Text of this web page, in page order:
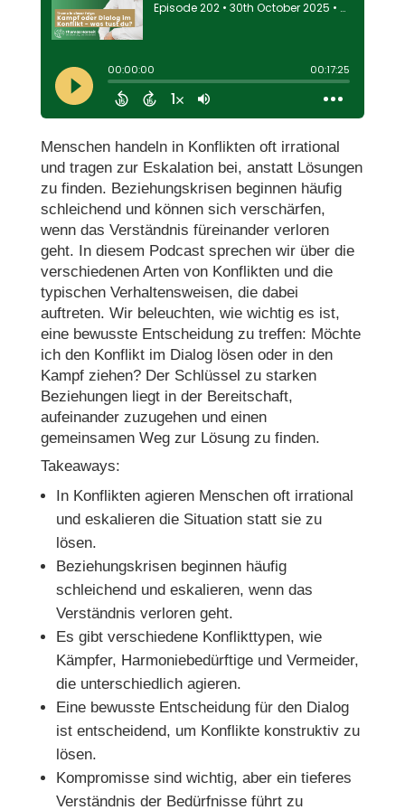
Menschen handeln in Konflikten oft irrational
und tragen zur Eskalation bei, anstatt Lösungen
zu finden. Beziehungskrisen beginnen häufig
schleichend und können sich verschärfen,
wenn das Verständnis füreinander verloren
geht. In diesem Podcast sprechen wir über die
verschiedenen Arten von Konflikten und die
typischen Verhaltensweisen, die dabei
auftreten. Wir beleuchten, wie wichtig es ist,
eine bewusste Entscheidung zu treffen: Möchte
ich den Konflikt im Dialog lösen oder in den
Kampf ziehen? Der Schlüssel zu starken
Beziehungen liegt in der Bereitschaft,
aufeinander zuzugehen und einen
gemeinsamen Weg zur Lösung zu finden.
Takeaways:
In Konflikten agieren Menschen oft irrational
und eskalieren die Situation statt sie zu
lösen.
Beziehungskrisen beginnen häufig
schleichend und eskalieren, wenn das
Verständnis verloren geht.
Es gibt verschiedene Konflikttypen, wie
Kämpfer, Harmoniebedürftige und Vermeider,
die unterschiedlich agieren.
Eine bewusste Entscheidung für den Dialog
ist entscheidend, um Konflikte konstruktiv zu
lösen.
Kompromisse sind wichtig, aber ein tieferes
Verständnis der Bedürfnisse führt zu